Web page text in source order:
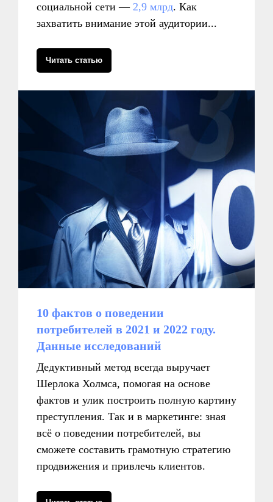
социальной сети — 2,9 млрд. Как
захватить внимание этой аудитории...
Читать статью
10 фактов о поведении
потребителей в 2021 и 2022 году.
Данные исследований
Дедуктивный метод всегда выручает
Шерлока Холмса, помогая на основе
фактов и улик построить полную картину
преступления. Так и в маркетинге: зная
всё о поведении потребителей, вы
сможете составить грамотную стратегию
продвижения и привлечь клиентов.